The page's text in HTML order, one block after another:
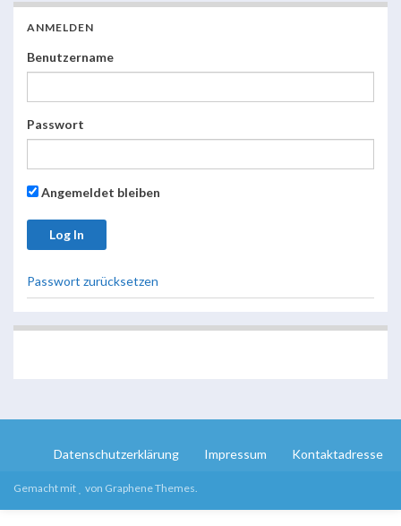
ANMELDEN
Benutzername
Passwort
Angemeldet bleiben
Passwort zurücksetzen
Datenschutzerklärung Impressum Kontaktadresse
Gemacht mit von Graphene Themes